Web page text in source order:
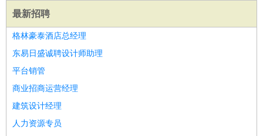
最新招聘
格林豪泰酒店总经理
东易日盛诚聘设计师助理
平台销管
商业招商运营经理
建筑设计经理
人力资源专员